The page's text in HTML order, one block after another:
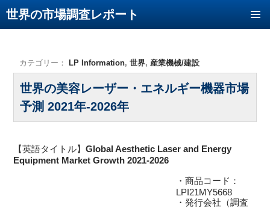
世界の市場調査レポート
カテゴリー： LP Information, 世界, 産業機械/建設
世界の美容レーザー・エネルギー機器市場
予測 2021年-2026年
【英語タイトル】 Global Aesthetic Laser and Energy
Equipment Market Growth 2021-2026
・商品コード：
LPI21MY5668
・発行会社（調査